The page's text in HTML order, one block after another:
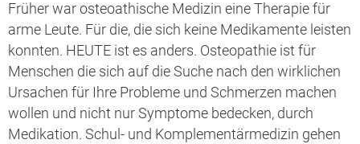
Früher war osteoathische Medizin eine Therapie für
arme Leute. Für die, die sich keine Medikamente leisten
konnten. HEUTE ist es anders. Osteopathie ist für
Menschen die sich auf die Suche nach den wirklichen
Ursachen für Ihre Probleme und Schmerzen machen
wollen und nicht nur Symptome bedecken, durch
Medikation. Schul- und Komplementärmedizin gehen